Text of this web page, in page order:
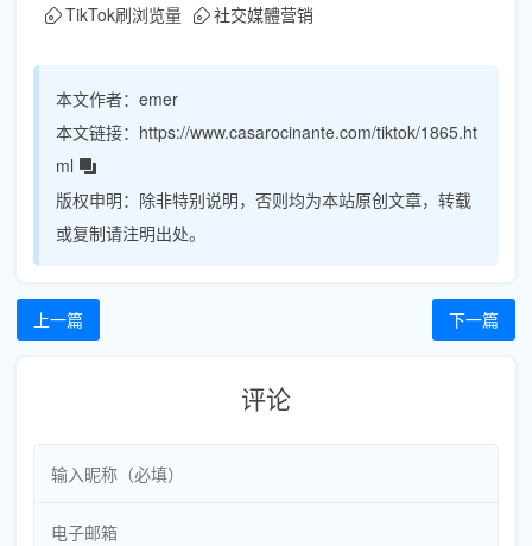
TikTok刷浏览量
社交媒體营销
本文作者： emer
本文链接： https://www.casarocinante.com/tiktok/1865.ht
ml
版权申明： 除非特别说明，否则均为本站原创文章，转载
或复制请注明出处。
上一篇 下一篇
评论